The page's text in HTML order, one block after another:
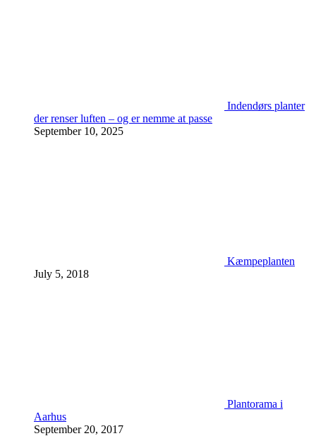
Indendørs planter
der renser luften – og er nemme at passe
September 10, 2025
Kæmpeplanten
July 5, 2018
Plantorama i
Aarhus
September 20, 2017